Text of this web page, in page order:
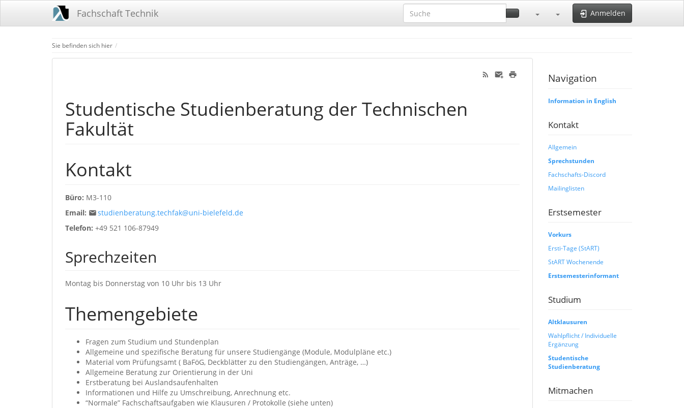
Fachschaft Technik Anmelden
Sie befinden sich hier
Studentische Studienberatung der Technischen
Fakultät
Kontakt
Büro: M3-110
Email:
studienberatung.techfak@uni-bielefeld.de
Telefon: +49 521 106-87949
Sprechzeiten
Montag bis Donnerstag von 10 Uhr bis 13 Uhr
Themengebiete
Fragen zum Studium und Stundenplan
Allgemeine und spezifische Beratung für unsere Studiengänge (Module, Modulpläne etc.)
Material vom Prüfungsamt ( BaFöG, Deckblätter zu den Studiengängen, Anträge, …)
Allgemeine Beratung zur Orientierung in der Uni
Erstberatung bei Auslandsaufenhalten
Informationen und Hilfe zu Umschreibung, Anrechnung etc.
“Normale” Fachschaftsaufgaben wie Klausuren / Protokolle (siehe unten)
Navigation
Information in English
Kontakt
Allgemein
Sprechstunden
Fachschafts-Discord
Mailinglisten
Erstsemester
Vorkurs
Ersti-Tage (StART)
StART Wochenende
Erstsemesterinformant
Studium
Altklausuren
Wahlpflicht / Individuelle
Ergänzung
Studentische
Studienberatung
Mitmachen